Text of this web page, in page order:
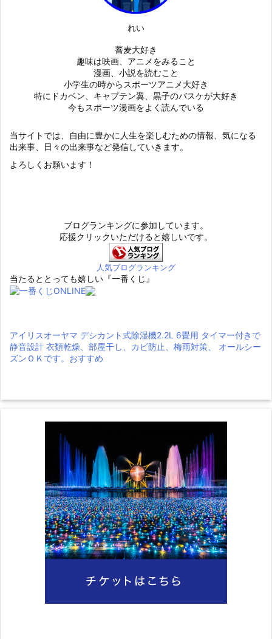
れい
蕎麦大好き
趣味は映画、アニメをみること
漫画、小説を読むこと
小学生の時からスポーツアニメ大好き
特にドカベン、キャプテン翼、黒子のバスケが大好き
今もスポーツ漫画をよく読んでいる
当サイトでは、自由に豊かに人生を楽しむための情報、気になる
出来事、日々の出来事など発信していきます。
よろしくお願います！
ブログランキングに参加しています。
応援クリックいただけると嬉しいです。
人気ブログランキング
当たるととっても嬉しい『一番くじ』
アイリスオーヤマ デシカント式除湿機2.2L 6畳用 タイマー付きで
静音設計 衣類乾燥、部屋干し、カビ防止、梅雨対策、 オールシー
ズンＯＫです。おすすめ